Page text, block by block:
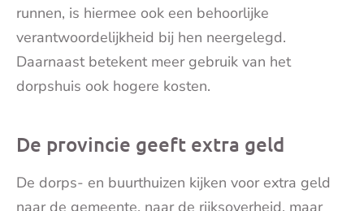
runnen, is hiermee ook een behoorlijke
verantwoordelijkheid bij hen neergelegd.
Daarnaast betekent meer gebruik van het
dorpshuis ook hogere kosten.
De provincie geeft extra geld
De dorps- en buurthuizen kijken voor extra geld
naar de gemeente, naar de rijksoverheid, maar